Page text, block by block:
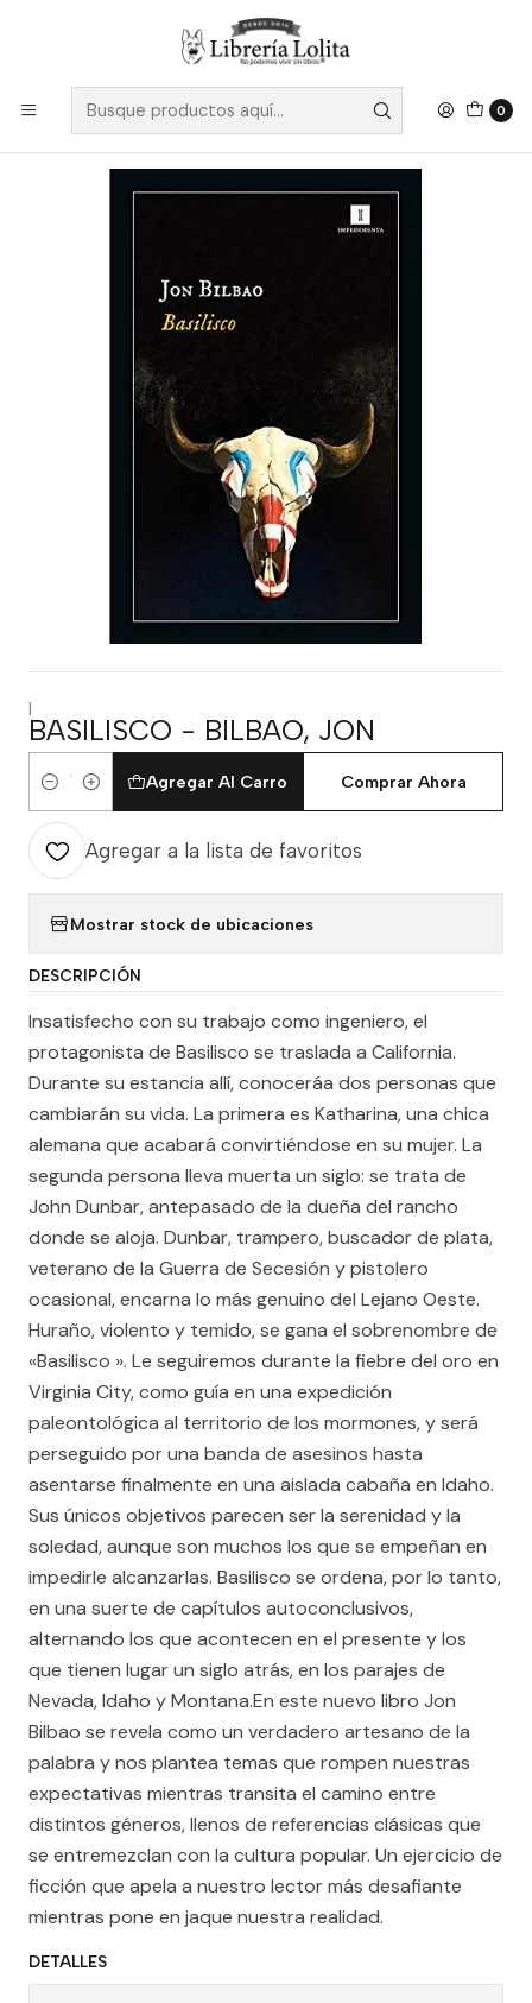
0
Despacho a todo Chile
|
BASILISCO - BILBAO, JON
Cantidad
Agregar Al Carro Comprar Ahora
Agregar a la lista de favoritos
Mostrar stock de ubicaciones
DESCRIPCIÓN
Insatisfecho con su trabajo como ingeniero, el
protagonista de Basilisco se traslada a California.
Durante su estancia allí, conoceráa dos personas que
cambiarán su vida. La primera es Katharina, una chica
alemana que acabará convirtiéndose en su mujer. La
segunda persona lleva muerta un siglo: se trata de
John Dunbar, antepasado de la dueña del rancho
donde se aloja. Dunbar, trampero, buscador de plata,
veterano de la Guerra de Secesión y pistolero
ocasional, encarna lo más genuino del Lejano Oeste.
Huraño, violento y temido, se gana el sobrenombre de
«Basilisco ». Le seguiremos durante la fiebre del oro en
Virginia City, como guía en una expedición
paleontológica al territorio de los mormones, y será
perseguido por una banda de asesinos hasta
asentarse finalmente en una aislada cabaña en Idaho.
Sus únicos objetivos parecen ser la serenidad y la
soledad, aunque son muchos los que se empeñan en
impedirle alcanzarlas. Basilisco se ordena, por lo tanto,
en una suerte de capítulos autoconclusivos,
alternando los que acontecen en el presente y los
que tienen lugar un siglo atrás, en los parajes de
Nevada, Idaho y Montana.En este nuevo libro Jon
Bilbao se revela como un verdadero artesano de la
palabra y nos plantea temas que rompen nuestras
expectativas mientras transita el camino entre
distintos géneros, llenos de referencias clásicas que
se entremezclan con la cultura popular. Un ejercicio de
ficción que apela a nuestro lector más desafiante
mientras pone en jaque nuestra realidad.
DETALLES